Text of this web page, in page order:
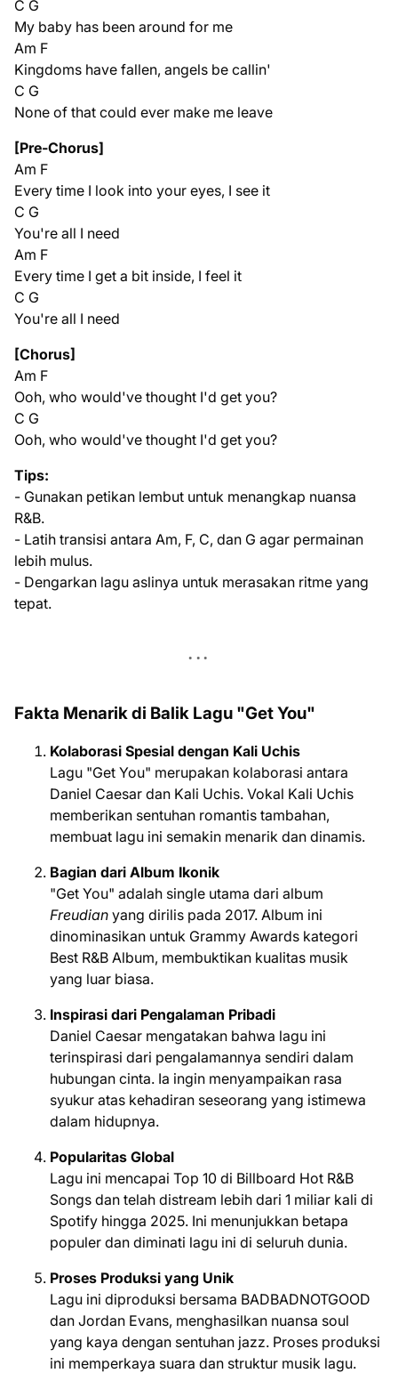
C G
My baby has been around for me
Am F
Kingdoms have fallen, angels be callin'
C G
None of that could ever make me leave
[Pre-Chorus]
Am F
Every time I look into your eyes, I see it
C G
You're all I need
Am F
Every time I get a bit inside, I feel it
C G
You're all I need
[Chorus]
Am F
Ooh, who would've thought I'd get you?
C G
Ooh, who would've thought I'd get you?
Tips:
- Gunakan petikan lembut untuk menangkap nuansa
R&B.
- Latih transisi antara Am, F, C, dan G agar permainan
lebih mulus.
- Dengarkan lagu aslinya untuk merasakan ritme yang
tepat.
Fakta Menarik di Balik Lagu "Get You"
Kolaborasi Spesial dengan Kali Uchis
Lagu "Get You" merupakan kolaborasi antara
Daniel Caesar dan Kali Uchis. Vokal Kali Uchis
memberikan sentuhan romantis tambahan,
membuat lagu ini semakin menarik dan dinamis.
Bagian dari Album Ikonik
"Get You" adalah single utama dari album
Freudian yang dirilis pada 2017. Album ini
dinominasikan untuk Grammy Awards kategori
Best R&B Album, membuktikan kualitas musik
yang luar biasa.
Inspirasi dari Pengalaman Pribadi
Daniel Caesar mengatakan bahwa lagu ini
terinspirasi dari pengalamannya sendiri dalam
hubungan cinta. Ia ingin menyampaikan rasa
syukur atas kehadiran seseorang yang istimewa
dalam hidupnya.
Popularitas Global
Lagu ini mencapai Top 10 di Billboard Hot R&B
Songs dan telah distream lebih dari 1 miliar kali di
Spotify hingga 2025. Ini menunjukkan betapa
populer dan diminati lagu ini di seluruh dunia.
Proses Produksi yang Unik
Lagu ini diproduksi bersama BADBADNOTGOOD
dan Jordan Evans, menghasilkan nuansa soul
yang kaya dengan sentuhan jazz. Proses produksi
ini memperkaya suara dan struktur musik lagu.